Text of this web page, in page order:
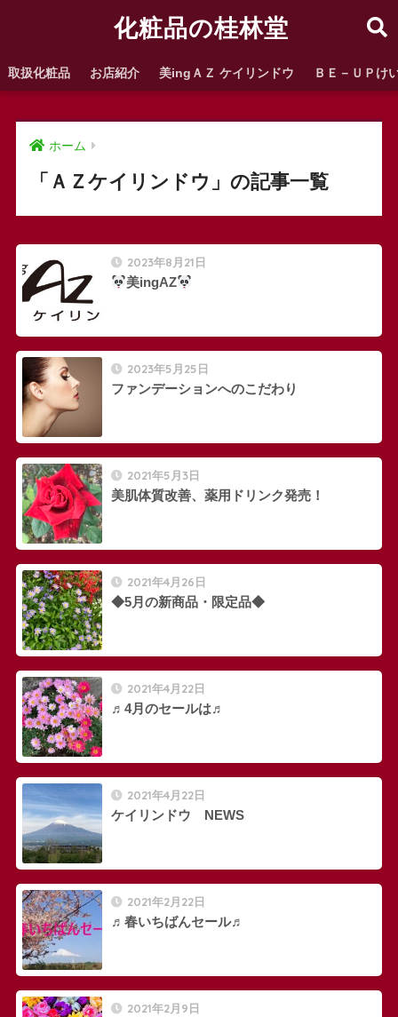
化粧品の桂林堂
取扱化粧品 お店紹介 美ingＡＺ ケイリンドウ ＢＥ－ＵＰけ
ホーム
「ＡＺケイリンドウ」の記事一覧
2023年8月21日
美ingAZ
2023年5月25日
ファンデーションへのこだわり
2021年5月3日
美肌体質改善、薬用ドリンク発売！
2021年4月26日
◆5月の新商品・限定品◆
2021年4月22日
♬4月のセールは♬
2021年4月22日
ケイリンドウ NEWS
2021年2月22日
♬春いちばんセール♬
2021年2月9日